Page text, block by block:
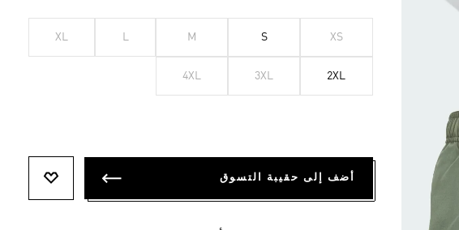
XS
S
M
L
XL
2XL
3XL
4XL
أضف إلى حقيبة التسوق